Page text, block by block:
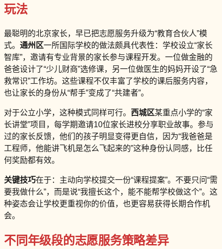
玩法
最聪明的北京家长，早已把志愿服务升级为“教育合伙人”模
式。 通州区一所国际学校的做法颇具代表性：学校设立“家长
智库”，邀请有专业背景的家长参与课程开发。一位做金融的
爸爸设计了“少儿财商”选修课，另一位做医生的妈妈开设了“急
救常识”工作坊。这些课程不仅丰富了学校的课后服务内容，
也让家长的身份从“帮手”变成了“共建者”。
对于公立小学，这种模式同样可行。 西城区某重点小学的“家
长讲堂”项目，每学期邀请10位家长进校分享职业故事。参与
过的家长反馈，他们的孩子明显变得更自信，因为“我爸爸是
工程师，他能讲飞机是怎么飞起来的”这种身份认同感，比任
何奖励都有效。
关键技巧在于：主动向学校提交一份“课程提案”。不要只问“需
要我做什么”，而是说“我擅长这个，能不能帮学校做这个”。这
种姿态会让学校更重视你的价值，也更容易获得长期合作机
会。
不同年级段的志愿服务策略差异